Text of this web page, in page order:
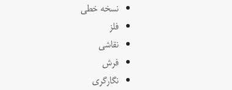
نسخه خطی
فلز
نقاشی
فرش
نگارگری